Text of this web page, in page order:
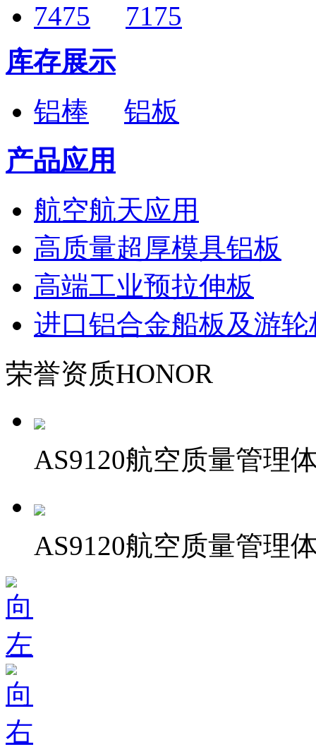
7475
7175
库存展示
铝棒
铝板
产品应用
航空航天应用
高质量超厚模具铝板
高端工业预拉伸板
进口铝合金船板及游轮
荣誉资质HONOR
AS9120航空质量管理
AS9120航空质量管理